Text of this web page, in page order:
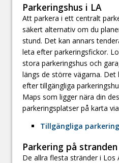
Parkeringshus i LA
Att parkera i ett centralt
säkert alternativ om du
stund. Det kan annars
leta efter parkeringsfickor.
stora parkeringshus och
längs de större vägarna.
efter tillgängliga
Maps som ligger nära din
parkeringsplatser på karta
Tillgängliga
Parkering på
De allra flesta stränder i Los